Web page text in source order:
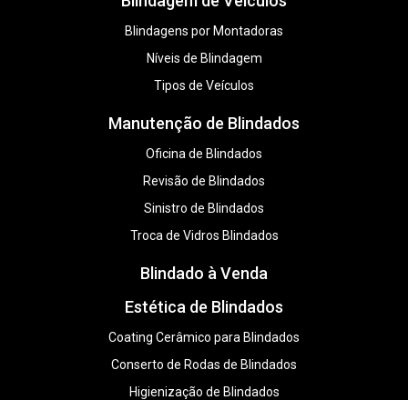
Blindagens por Montadoras
Níveis de Blindagem
Tipos de Veículos
Manutenção de Blindados
Oficina de Blindados
Revisão de Blindados
Sinistro de Blindados
Troca de Vidros Blindados
Blindado à Venda
Estética de Blindados
Coating Cerâmico para Blindados
Conserto de Rodas de Blindados
Higienização de Blindados